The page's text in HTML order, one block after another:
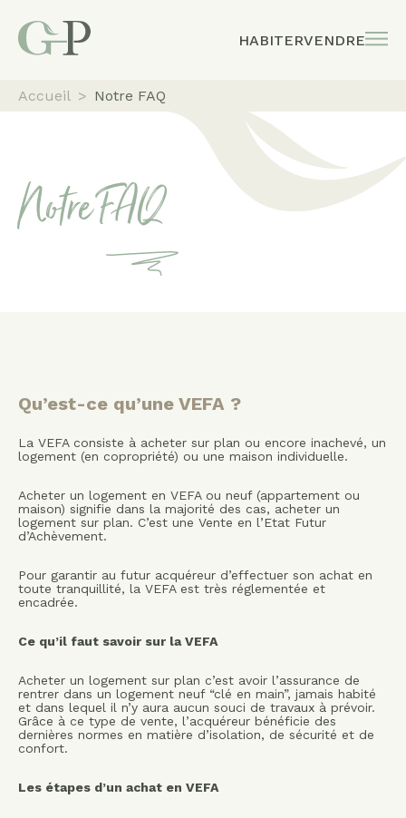
HABITERVENDRE
Accueil > Notre FAQ
Notre FAQ
Qu’est-ce qu’une VEFA ?
La VEFA consiste à acheter sur plan ou encore inachevé, un
logement (en copropriété) ou une maison individuelle.
Acheter un logement en VEFA ou neuf (appartement ou
maison) signifie dans la majorité des cas, acheter un
logement sur plan. C’est une Vente en l’Etat Futur
d’Achèvement.
Pour garantir au futur acquéreur d’effectuer son achat en
toute tranquillité, la VEFA est très réglementée et
encadrée.
Ce qu’il faut savoir sur la VEFA
Acheter un logement sur plan c’est avoir l’assurance de
rentrer dans un logement neuf “clé en main”, jamais habité
et dans lequel il n’y aura aucun souci de travaux à prévoir.
Grâce à ce type de vente, l’acquéreur bénéficie des
dernières normes en matière d’isolation, de sécurité et de
confort.
Les étapes d’un achat en VEFA